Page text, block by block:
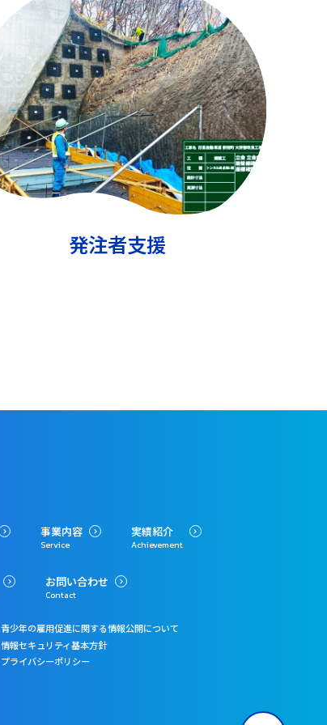
発注者支援
事業内容
Service
実績紹介
Achievement
お問い合わせ
Contact
青少年の雇用促進に関する情報公開について
情報セキュリティ基本方針
プライバシーポリシー